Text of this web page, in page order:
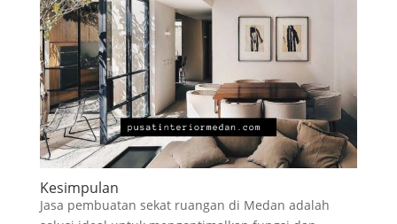
Kesimpulan
Jasa pembuatan sekat ruangan di Medan adalah